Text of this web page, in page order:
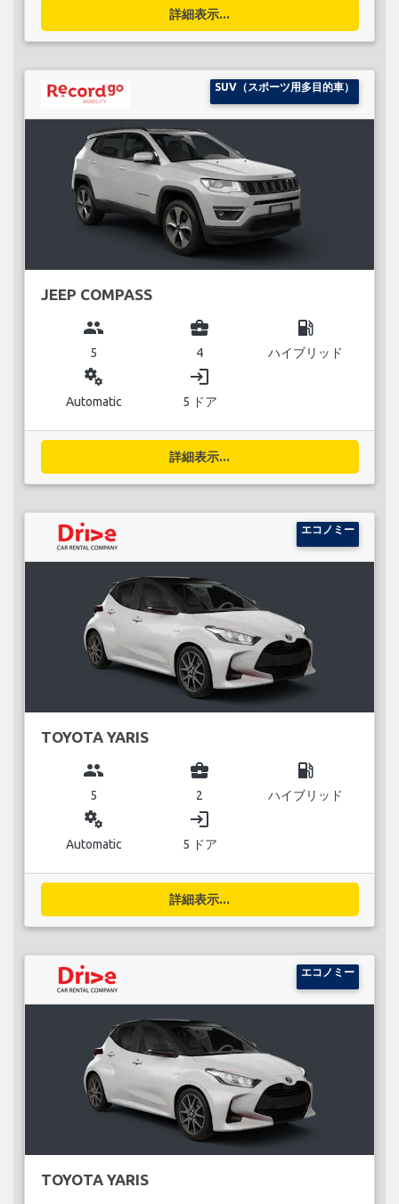
詳細表示...
SUV（スポーツ用多目的車）
JEEP COMPASS
group
5
business_center
4
local_gas_station
ハイブリッド
miscellaneous_services
Automatic
login
5 ドア
詳細表示...
エコノミー
TOYOTA YARIS
group
5
business_center
2
local_gas_station
ハイブリッド
miscellaneous_services
Automatic
login
5 ドア
詳細表示...
エコノミー
TOYOTA YARIS